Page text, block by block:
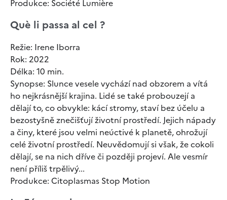
Produkce: Société Lumière
Què li passa al cel ?
Režie: Irene Iborra
Rok: 2022
Délka: 10 min.
Synopse: Slunce vesele vychází nad obzorem a vítá
ho nejkrásnější krajina. Lidé se také probouzejí a
dělají to, co obvykle: kácí stromy, staví bez účelu a
bezostyšně znečišťují životní prostředí. Jejich nápady
a činy, které jsou velmi neúctivé k planetě, ohrožují
celé životní prostředí. Neuvědomují si však, že cokoli
dělají, se na nich dříve či později projeví. Ale vesmír
není příliš trpělivý...
Produkce: Citoplasmas Stop Motion